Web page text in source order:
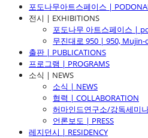
포도나무아트스페이스 |
전시 | EXHIBITIONS
포도나무 아트스페이스 |
무진대로 950 | 950, Mujin-
출판 | PUBLICATIONS
프로그램 | PROGRAMS
소식 | NEWS
소식 | NEWS
협력 | COLLABORATION
허마인드연구소/강독세미
언론보도 | PRESS
레지던시 | RESIDENCY